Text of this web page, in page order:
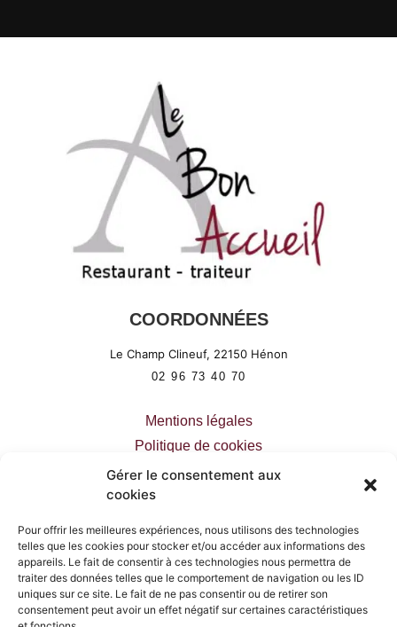
Gérer le consentement aux
cookies
Pour offrir les meilleures expériences, nous utilisons des technologies
telles que les cookies pour stocker et/ou accéder aux informations des
appareils. Le fait de consentir à ces technologies nous permettra de
traiter des données telles que le comportement de navigation ou les ID
uniques sur ce site. Le fait de ne pas consentir ou de retirer son
consentement peut avoir un effet négatif sur certaines caractéristiques
COORDONNÉES
Le Champ Clineuf, 22150 Hénon
02 96 73 40 70
Mentions légales
Politique de cookies
Déclaration de confidentialité
PLAN DU SITE
Accueil